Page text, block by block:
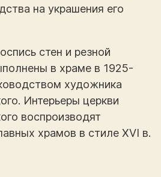
на украшения его
стен и резной
в храме в 1925-
художника
Интерьеры церкви
воспроизводят
храмов в стиле XVI в.